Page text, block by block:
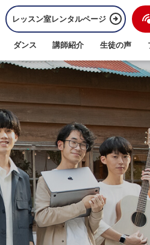
レッスン室レンタルページ
ダンス 講師紹介 生徒の声